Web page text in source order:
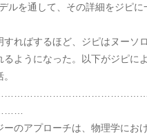
ルを通して、その詳細をジピに
すればするほど、ジピはヌーソ
るようになった。以下がジピに
ーのアプローチは、物理学にお